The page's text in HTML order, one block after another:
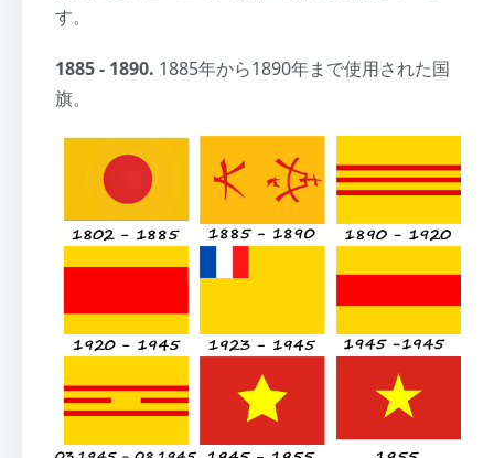
す。
1885 - 1890. 1885年から1890年まで使用された国
旗。